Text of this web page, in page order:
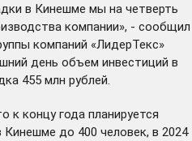
в Кинешме мы на четверть
компании», - сообщил
компаний «ЛидерТекс»
день объем инвестиций в
455 млн рублей.
к концу года планируется
до 400 человек, в 2024